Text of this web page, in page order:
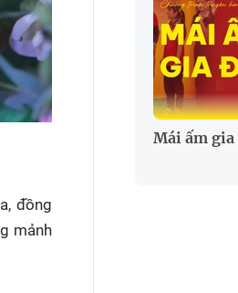
đồng
mảnh
Mái ấm